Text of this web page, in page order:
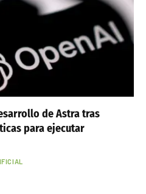
de Astra tras
para ejecutar